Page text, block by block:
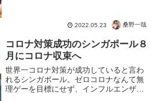
2022.05.23 桑野一哉
コロナ対策成功のシンガポール８
月にコロナ収束へ
世界一コロナ対策が成功していると言わ
れるシンガポール。ゼロコロナなんて無
理ゲーを目標にせず、インフルエンザと